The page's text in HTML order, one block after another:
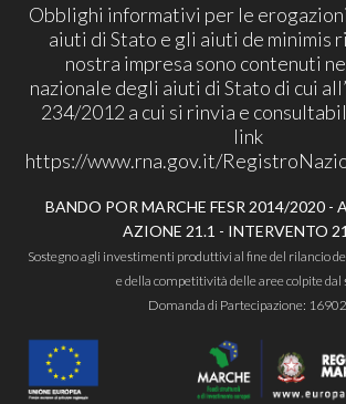
Obblighi informativi per le
aiuti di Stato e gli aiuti de minimis
nostra impresa sono contenuti
nazionale degli aiuti di Stato di cui
234/2012 a cui si rinvia e
link
https://www.rna.gov.it/
BANDO POR MARCHE FESR 2014/2020 -
AZIONE 21.1 - INTERVENTO
Sostegno agli investimenti produttivi al fine del rilancio
e della competitività delle aree colpite dal
Domanda di Partecipazione: 16902